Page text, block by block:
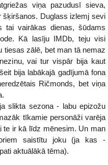
viņa pazudusī sieva,
šķiršanos. Duglass izlemj sevi
tai vairākas dienas, šūdams
Kā lasīju IMDb, teju visi
tiesas zālē, bet man tā nemaz
vai tur vispār bija kaut
bija labākajā gadījumā fona
Ričmonds, bet viņa
slikta sezona - labu epizožu
tīkamie personāži varēja
te ir kā līdz mēnesim. Un man
saistītu joku (ja kas -
aktuālākā tēma).